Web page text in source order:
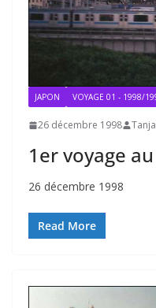
JAPON VOYAGE 01 - 1998/
26 décembre 1998 Tanja
1er voyage
26 décembre 1998
Read More